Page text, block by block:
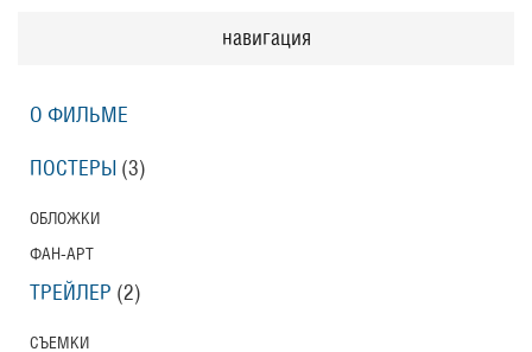
навигация
О ФИЛЬМЕ
ПОСТЕРЫ (3)
ОБЛОЖКИ
ФАН-АРТ
ТРЕЙЛЕР (2)
СЪЕМКИ